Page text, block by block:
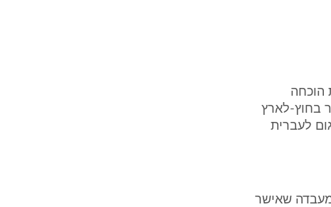
הוכחה
בחוץ-לארץ
לעברית
שאישר